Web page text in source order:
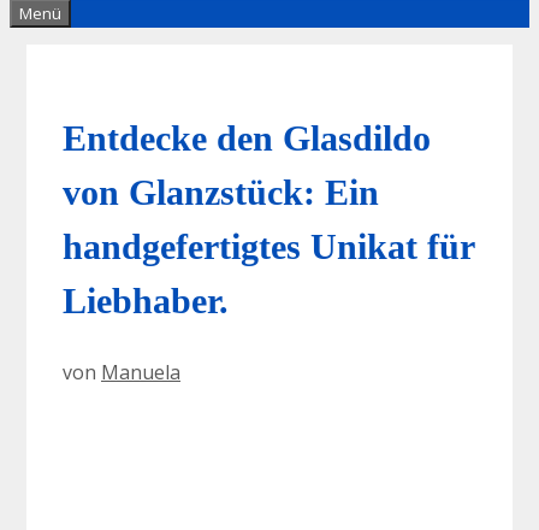
Menü
Entdecke den Glasdildo
von Glanzstück: Ein
handgefertigtes Unikat für
Liebhaber.
von Manuela